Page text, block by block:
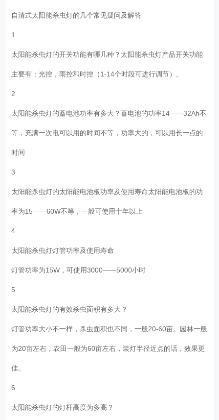
自清式太阳能杀虫灯的几个常见疑问及解答
1
太阳能杀虫灯的开关功能有哪几种？太阳能杀虫灯产品开关功能
主要有：光控，雨控和时控（1-14个时段可进行调节）。
2
太阳能杀虫灯的蓄电池功率有多大？蓄电池的功率14——32Ah不
等，充满一次电可以用的时间不等，功率大的，可以用长一点的
时间
3
太阳能杀虫灯的太阳能电池板功率及使用寿命太阳能电池板的功
率为15——60W不等，一般可使用十年以上
4
太阳能杀虫灯灯管功率及使用寿命
灯管功率为15W，可使用3000——5000小时
5
太阳能杀虫灯的有效杀虫面积有多大？
灯管功率大小不一样，杀虫面积也不同，一般20-60亩。园林一般
为20亩左右，农田一般为60亩左右，装灯半径近点的话，效果更
佳。
6
太阳能杀虫灯的灯杆高度为多高？